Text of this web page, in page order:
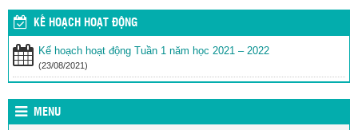
KẾ HOẠCH HOẠT ĐỘNG
Kế hoạch hoạt động Tuần 1 năm học 2021 – 2022
(23/08/2021)
MENU